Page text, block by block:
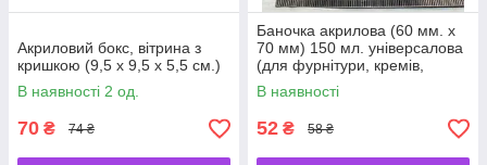
Акриловий бокс, вітрина з
кришкою (9,5 х 9,5 х 5,5 см.)
В наявності 2 од.
70 ₴ 74 ₴
Баночка акрилова (60 мм. х
70 мм) 150 мл. універсалова
(для фурнітури, кремів,
мазей, слайма)
В наявності
52 ₴ 58 ₴